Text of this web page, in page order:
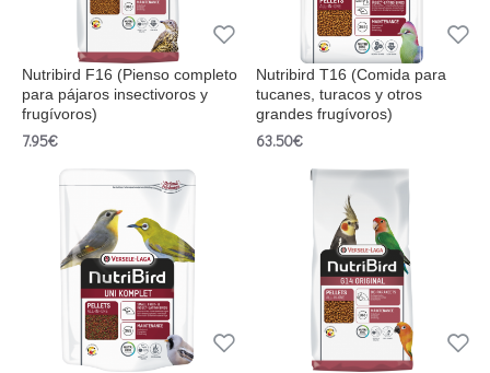
Nutribird F16 (Pienso completo
para pájaros insectivoros y
frugívoros)
7.95€
Nutribird T16 (Comida para
tucanes, turacos y otros
grandes frugívoros)
63.50€